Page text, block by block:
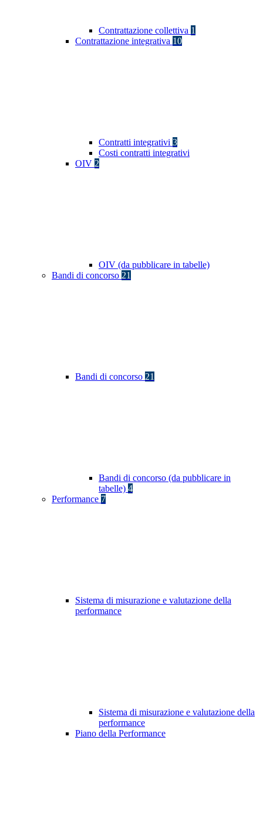
Contrattazione collettiva 1
Contrattazione integrativa 10
Contratti integrativi 3
Costi contratti integrativi
OIV 2
OIV (da pubblicare in tabelle)
Bandi di concorso 21
Bandi di concorso 21
Bandi di concorso (da pubblicare in
tabelle) 4
Performance 7
Sistema di misurazione e valutazione della
performance
Sistema di misurazione e valutazione della
performance
Piano della Performance